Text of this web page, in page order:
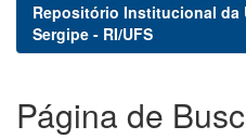
Repositório Institucional da
Sergipe - RI/UFS
Página de